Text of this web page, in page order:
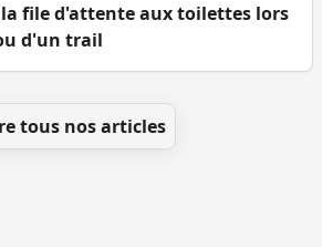
file d'attente aux toilettes lors
d'un trail
tous nos articles